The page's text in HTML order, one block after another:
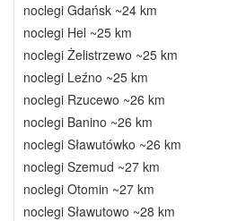
noclegi Gdańsk ~24 km
noclegi Hel ~25 km
noclegi Żelistrzewo ~25 km
noclegi Leźno ~25 km
noclegi Rzucewo ~26 km
noclegi Banino ~26 km
noclegi Sławutówko ~26 km
noclegi Szemud ~27 km
noclegi Otomin ~27 km
noclegi Sławutowo ~28 km